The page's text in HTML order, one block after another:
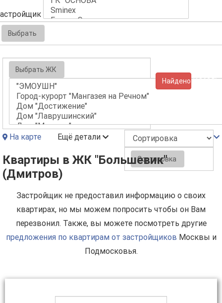
Выбрать
Выбрать ЖК
Найдено (10625)
На карте Ещё детали
Сортировка
Квартиры в ЖК "Большевик"
(Дмитров)
Застройщик не предоставил информацию о своих
квартирах, но мы можем попросить чтобы он Вам
перезвонил. Также, вы можете посмотреть другие
предложения по квартирам от застройщиков Москвы и
Подмосковья.